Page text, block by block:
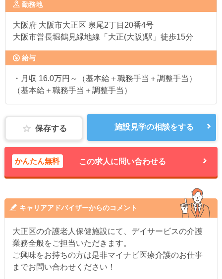
勤務地
大阪府 大阪市大正区 泉尾2丁目20番4号
大阪市営長堀鶴見緑地線「大正(大阪)駅」徒歩15分
給与
・月収 16.0万円～（基本給＋職務手当＋調整手当）
（基本給＋職務手当＋調整手当）
保存する 施設見学の相談をする
かんたん無料 この求人に問い合わせる
キャリアアドバイザーからのコメント
大正区の介護老人保健施設にて、デイサービスの介護
業務全般をご担当いただきます。
ご興味をお持ちの方は是非マイナビ医療介護のお仕事
までお問い合わせください！